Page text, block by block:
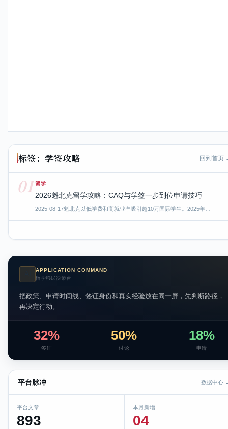
标签：学签攻略 回到首页
01 留学
2026魁北克留学攻略：CAQ与学签一步到位申请技巧
2025-08-17魁北克以低学费和高就业率吸引超10万国际学生。2025年…
APPLICATION COMMAND
留学移民决策台
把政策、申请时间线、签证身份和真实经验放在同一屏，先判断路径，
再决定行动。
32%
签证
50%
讨论
18%
申请
平台脉冲 数据中心
平台文章
893
本月新增
04